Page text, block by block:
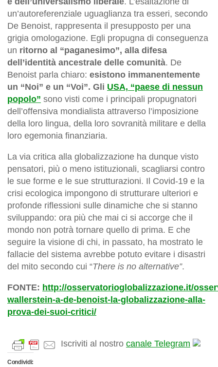
un’autoreferenziale uguaglianza tra esseri, secondo
De Benoist, rappresenta il presupposto per una
grigia omologazione. Egli propugna di conseguenza
un ritorno al “paganesimo”, alla difesa
dell’identità ancestrale delle comunità. De
Benoist parla chiaro: esistono immanentemente
un “Noi” e un “Voi”. Gli USA, “paese di nessun
popolo” sono visti come i principali propugnatori
dell’offensiva mondialista attraverso l’imposizione
della loro lingua, della loro sovranità militare e della
loro egemonia finanziaria.
La via critica alla globalizzazione ha dunque visto
pensatori, più o meno istituzionali, scagliarsi contro
le sue forme e le sue strutturazioni. Il Covid-19 e la
crisi ecologica impongono di strutturare ulteriori e
profonde riflessioni sulle dinamiche che si stanno
sviluppando: ora più che mai ci si accorge che il
mondo non potrà tornare quello di prima. E che
seguire la visione di chi, in passato, ha mostrato le
fallacie del sistema avrebbe potuto evitare i disastri
del mito secondo cui “There is no alternative”.
FONTE: http://osservatorioglobalizzazione.it/
wallerstein-a-de-benoist-la-globalizzazione-alla-
prova-dei-suoi-critici/
Iscriviti al nostro canale Telegram
Condividi: